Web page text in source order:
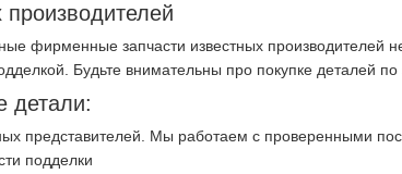
фирменные запчасти известных производителей
Будьте внимательны про покупке деталей
детали:
представителей. Мы работаем с проверенными
подделки